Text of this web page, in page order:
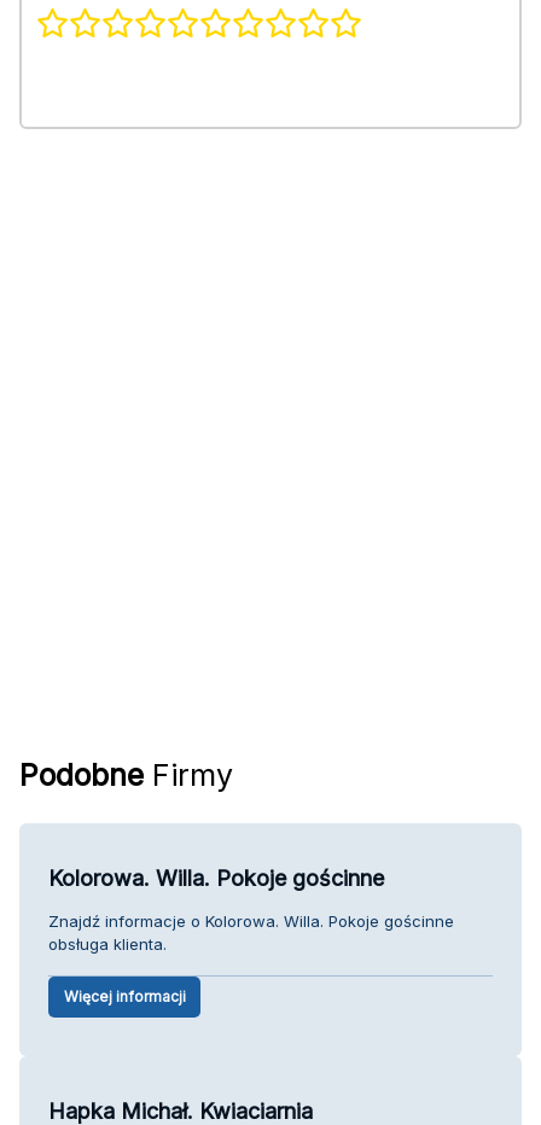
Podobne Firmy
Kolorowa. Willa. Pokoje gościnne
Znajdź informacje o Kolorowa. Willa. Pokoje gościnne
obsługa klienta.
Więcej informacji
Hapka Michał. Kwiaciarnia